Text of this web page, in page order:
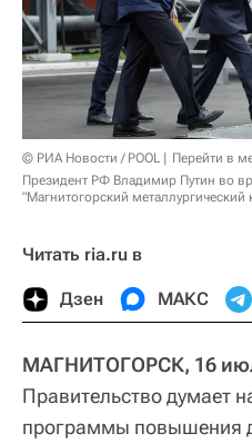
© РИА Новости / POOL
Перейти в
Президент РФ Владимир Путин во
"Магнитогорский металлургический
Читать ria.ru в
Дзен МАКС
МАГНИТОГОРСК, 16
Правительство думает
программы повышения